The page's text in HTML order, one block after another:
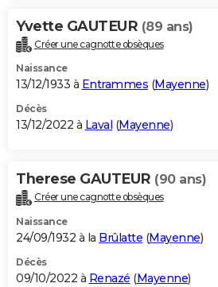
Yvette GAUTEUR (89 ans)
Créer une cagnotte obsèques
Naissance
13/12/1933 à Entrammes (Mayenne)
Décès
13/12/2022 à Laval (Mayenne)
Therese GAUTEUR (90 ans)
Créer une cagnotte obsèques
Naissance
24/09/1932 à la Brûlatte (Mayenne)
Décès
09/10/2022 à Renazé (Mayenne)